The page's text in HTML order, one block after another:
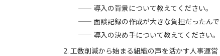
—— 導入の背景について教えてください。
—— 面談記録の作成が大きな負担だったんで
—— 導入の決め手について教えてください。
工数削減から始まる組織の声を活かす人事運営